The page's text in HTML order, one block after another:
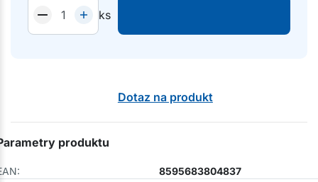
ks
Dotaz na produkt
produktu
8595683804837